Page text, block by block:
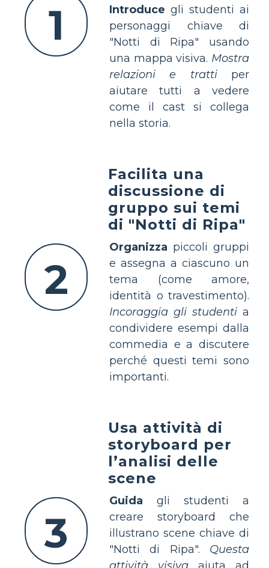
1 Introduce gli studenti ai
personaggi chiave di
"Notti di Ripa" usando
una mappa visiva. Mostra
relazioni e trattiper
aiutare tutti a vedere
come il cast si collega
nella storia.
2
Facilita una
discussione di
gruppo sui temi
di "Notti di Ripa"
Organizza piccoli gruppi
e assegna a ciascuno un
tema (come amore,
identità o travestimento).
Incoraggia gli studenti a
condividere esempi dalla
commedia e a discutere
perché questi temi sono
importanti.
3
Usa attività di
storyboard per
l’analisi delle
scene
Guida gli studenti a
creare storyboard che
illustrano scene chiave di
"Notti di Ripa". Questa